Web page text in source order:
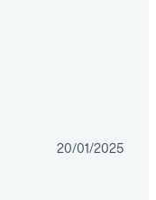
20/01/2025